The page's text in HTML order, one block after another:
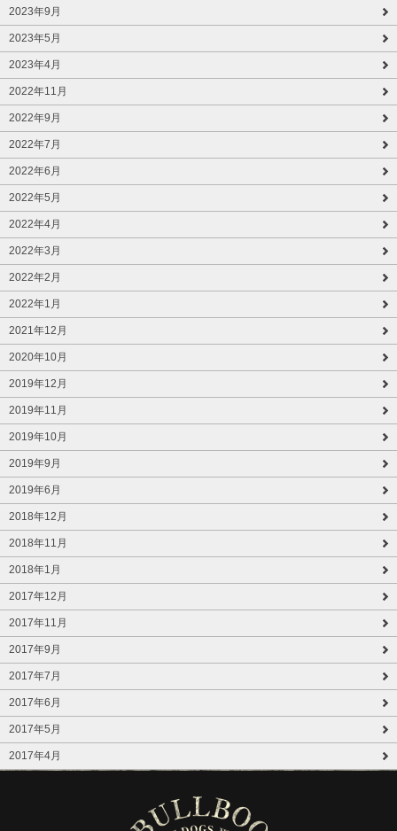
2023年9月
2023年5月
2023年4月
2022年11月
2022年9月
2022年7月
2022年6月
2022年5月
2022年4月
2022年3月
2022年2月
2022年1月
2021年12月
2020年10月
2019年12月
2019年11月
2019年10月
2019年9月
2019年6月
2018年12月
2018年11月
2018年1月
2017年12月
2017年11月
2017年9月
2017年7月
2017年6月
2017年5月
2017年4月